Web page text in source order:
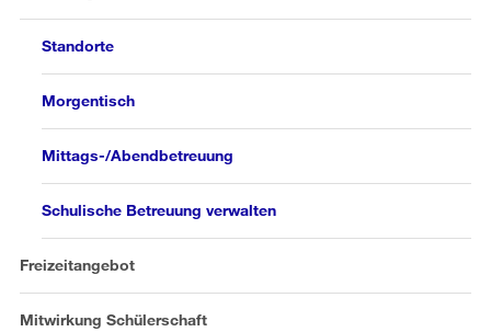
Standorte
Morgentisch
Mittags-/Abendbetreuung
Schulische Betreuung verwalten
Freizeitangebot
Mitwirkung Schülerschaft